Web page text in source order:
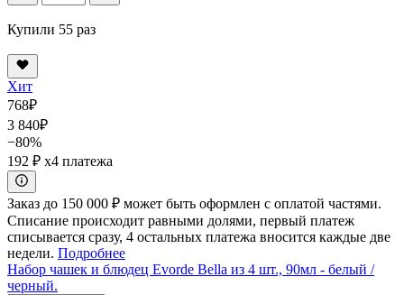
Купили 55 раз
Хит
768₽
3 840₽
−80%
192 ₽ x4 платежа
Заказ до 150 000 ₽ может быть оформлен с оплатой частями.
Списание происходит равными долями, первый платеж
списывается сразу, 4 остальных платежа вносится каждые две
недели. Подробнее
Набор чашек и блюдец Evorde Bella из 4 шт., 90мл - белый /
черный.